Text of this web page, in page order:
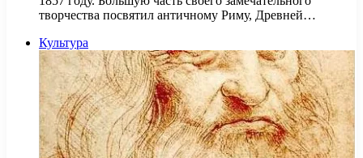
творчества посвятил античному Риму, Древней…
Культура